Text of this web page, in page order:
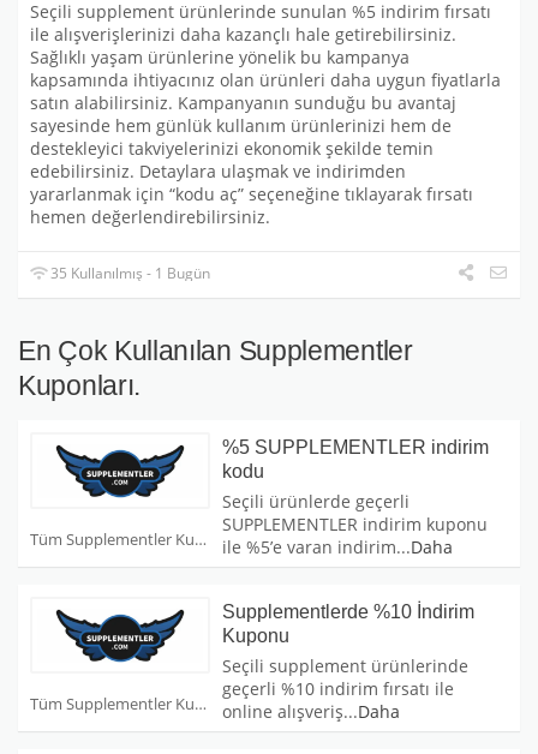
Seçili supplement ürünlerinde sunulan %5 indirim fırsatı
ile alışverişlerinizi daha kazançlı hale getirebilirsiniz.
Sağlıklı yaşam ürünlerine yönelik bu kampanya
kapsamında ihtiyacınız olan ürünleri daha uygun fiyatlarla
satın alabilirsiniz. Kampanyanın sunduğu bu avantaj
sayesinde hem günlük kullanım ürünlerinizi hem de
destekleyici takviyelerinizi ekonomik şekilde temin
edebilirsiniz. Detaylara ulaşmak ve indirimden
yararlanmak için “kodu aç” seçeneğine tıklayarak fırsatı
hemen değerlendirebilirsiniz.
35 Kullanılmış - 1 Bugün
En Çok Kullanılan Supplementler
Kuponları.
Tüm Supplementler Kuponları
%5 SUPPLEMENTLER indirim
kodu
Seçili ürünlerde geçerli
SUPPLEMENTLER indirim kuponu
ile %5’e varan indirim...Daha
Tüm Supplementler Kuponları
Supplementlerde %10 İndirim
Kuponu
Seçili supplement ürünlerinde
geçerli %10 indirim fırsatı ile
online alışveriş...Daha